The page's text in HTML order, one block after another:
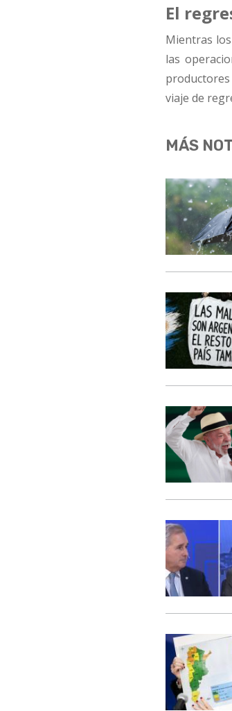
El
Mientras
las
viaje de
MÁS